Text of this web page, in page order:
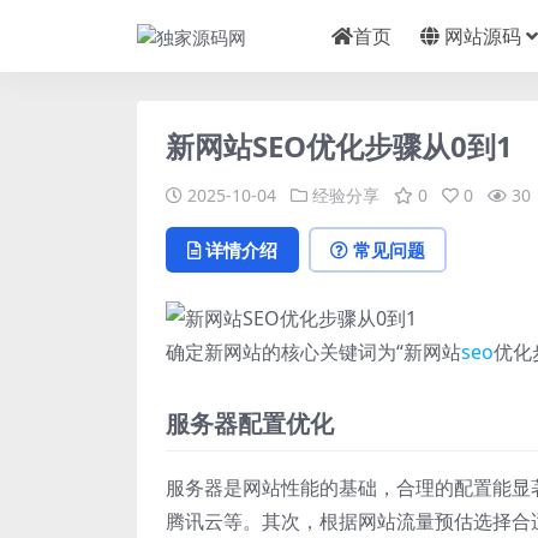
首页 网站源码
新网站SEO优化步骤从0到1
2025-10-04 经验分享 0 0 30
详情介绍 常见问题
确定新网站的核心关键词为“新网站seo优化
服务器配置优化
服务器是网站性能的基础，合理的配置能
腾讯云等。其次，根据网站流量预估选择